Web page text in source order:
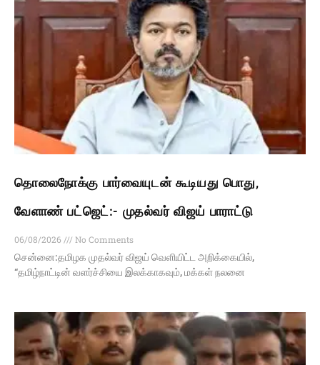
தொலைநோக்கு பார்வையுடன் கூடியது பொது,
வேளாண் பட்ஜெட்:- முதல்வர் விஜய் பாராட்டு
06/08/2026
No Comments
சென்னை:தமிழக முதல்வர் விஜய் வெளியிட்ட அறிக்கையில்,
“தமிழ்நாட்டின் வளர்ச்சியை இலக்காகவும், மக்கள் நலனை